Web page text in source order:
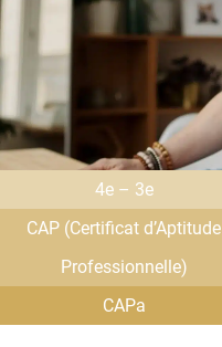
4e – 3e
CAP (Certificat d’Aptitude
Professionnelle)
CAPa